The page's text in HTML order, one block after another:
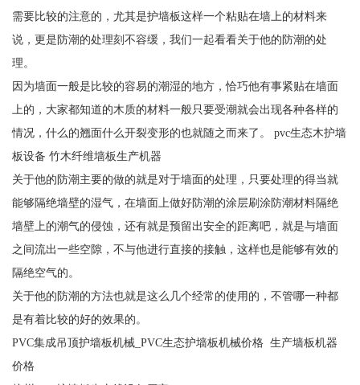
需要比较的注意的，尤其是护墙板这样一个粘贴在墙上的材料来
说，更是防潮的处理刻不容缓，我们一起看看关于他的防潮的处
理。
因为墙面一般是比较的容易的潮湿的地方，恰巧他有事紧贴在墙面
上的，大家都知道的木质的材料一般只要受潮就会出现各种各样的
情况，什么的翘面什么开裂变形的也就随之而来了。 pvc生态木护墙
板设备 竹木纤维墙板生产机器
关于他的防潮主要的做的就是对于墙面的处理，只要处理的得当就
能够隔绝墙壁的湿气，在墙面上做好防潮的涂层刷涂防潮材料隔绝
墙壁上的潮气的侵蚀，还有就是预留出安全的距离吧，就是与墙面
之间流出一些空隙，不与他进行直接的接触，这样也是能够有效的
隔绝空气的。
关于他的防潮的方法也就是这么几个经常的使用的，不管哪一种都
是有着比较的好的效果的。
PVC集成吊顶护墙板机械_PVC生态护墙板机械价格 生产墙板机器
价格